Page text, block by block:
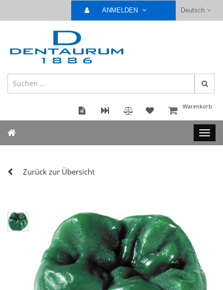
Deutsch
ANMELDEN
Warenkorb
Zurück zur Übersicht